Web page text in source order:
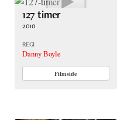
127 timer
2010
REGI
Danny Boyle
Filmside